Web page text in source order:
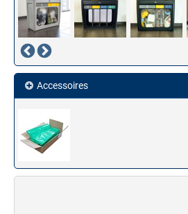
Accessoires